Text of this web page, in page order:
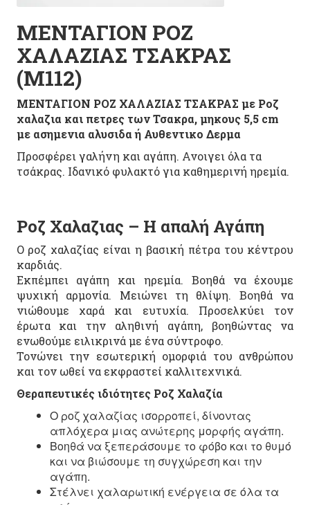
ΜΕΝΤΑΓΙΟΝ ΡΟΖ
ΧΑΛΑΖΙΑΣ ΤΣΑΚΡΑΣ
(M112)
ΜΕΝΤΑΓΙΟΝ ΡΟΖ ΧΑΛΑΖΙΑΣ ΤΣΑΚΡΑΣ με Ροζ
χαλαζια και πετρες των Τσακρα, μηκους 5,5 cm
με ασημενια αλυσιδα ή Αυθεντικο Δερμα
Προσφέρει γαλήνη και αγάπη. Ανοιγει όλα τα
τσάκρας. Ιδανικό φυλακτό για καθημερινή ηρεμία.
Ροζ Χαλαζιας – Η απαλή Αγάπη
Ο ροζ χαλαζίας είναι η βασική πέτρα του κέντρου
καρδιάς.
Εκπέμπει αγάπη και ηρεμία. Βοηθά να έχουμε
ψυχική αρμονία. Μειώνει τη θλίψη. Βοηθά να
νιώθουμε χαρά και ευτυχία. Προσελκύει τον
έρωτα και την αληθινή αγάπη, βοηθώντας να
ενωθούμε ειλικρινά με ένα σύντροφο.
Τονώνει την εσωτερική ομορφιά του ανθρώπου
και τον ωθεί να εκφραστεί καλλιτεχνικά.
Θεραπευτικές ιδιότητες Ροζ Χαλαζία
Ο ροζ χαλαζίας ισορροπεί, δίνοντας
απλόχερα μιας ανώτερης μορφής αγάπη.
Βοηθά να ξεπεράσουμε το φόβο και το θυμό
και να βιώσουμε τη συγχώρεση και την
αγάπη.
Στέλνει χαλαρωτική ενέργεια σε όλα τα